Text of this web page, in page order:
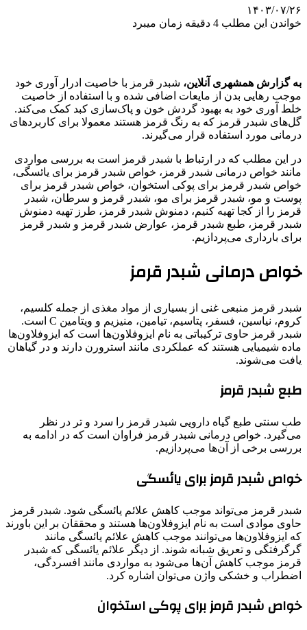
۱۴۰۳/۰۷/۲۶
خواندن این مطلب 4 دقیقه زمان میبرد
به گزارش همشهری آنلاین، شبدر قرمز با خاصیت ادرار آوری خود
موجب رهایی بدن از مایعات اضافی شده و با استفاده از خاصیت
خلط آوری خود به بهبود گردش خون و پاک‌سازی کبد کمک می‌کند.
گل‌های شبدر قرمز که به رنگ قرمز هستند معمولا برای کاربردهای
درمانی مورد استفاده قرار می‌گیرند.
در این مطلب که در ارتباط با شبدر قرمز است به بررسی مواردی
مانند خواص درمانی شبدر قرمز، خواص شبدر قرمز برای یائسگی،
خواص شبدر قرمز برای پوکی استخوان، خواص شبدر قرمز برای
پوست و مو، شبدر قرمز برای مو، شبدر قرمز و سرطان، شبدر
قرمز را از کجا تهیه کنیم، دمنوش شبدر قرمز، طرز تهیه دمنوش
شبدر قرمز، طبع شبدر قرمز، عوارض شبدر قرمز و شبدر قرمز
برای بارداری می‌پردازیم.
خواص درمانی شبدر قرمز
شبدر قرمز منبعی غنی از بسیاری از مواد مغذی از جمله کلسیم،
کروم، نیاسین، فسفر، پتاسیم، تیامین، منیزیم و ویتامین C است.
شبدر قرمز حاوی ترکیباتی به نام ایزوفلاون‌ها است که ایزوفلاون‌ها
ماده شیمیایی هستند که عملکردی مانند استرورن دارند و در گیاهان
یافت می‌شوند.
طبع شبدر قرمز
طب سنتی طبع گیاه دارویی شبدر قرمز را سرد و تر در نظر
می‌گیرد. خواص درمانی شبدر قرمز فراوان است که در ادامه به
بررسی برخی از آن‌ها می‌پردازیم.
خواص شبدر قرمز برای یائسگی
شبدر قرمز می‌تواند موجب کاهش علائم یائسگی شود. شبدر قرمز
حاوی موادی است به نام ایزوفلاون‌ها هستند و محققان بر این باورند
که ایزوفلاون‌ها می‌توانند موجب کاهش علائم یائسگی مانند
گرگرفتگی و تعریق شبانه شوند. از دیگر علائم یائسگی که شبدر
قرمز موجب کاهش آن‌ها می‌شود به مواردی مانند افسردگی،
اضطراب و خشکی واژن می‌توان اشاره کرد.
خواص شبدر قرمز برای پوکی استخوان